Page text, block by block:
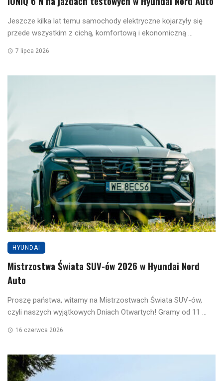
Jeszcze kilka lat temu samochody elektryczne kojarzyły się
przede wszystkim z cichą, komfortową i ekonomiczną ...
7 lipca 2026
HYUNDAI
Mistrzostwa Świata SUV-ów 2026 w Hyundai Nord
Auto
Proszę państwa, witamy na Mistrzostwach Świata SUV-ów,
czyli naszych wyjątkowych Dniach Otwartych! Gramy od 11 ...
16 czerwca 2026